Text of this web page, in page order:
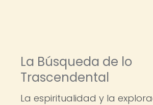
La Búsqueda de lo
Trascendental
La espiritualidad y la